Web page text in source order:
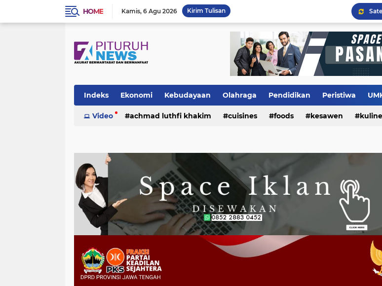
HOME Kamis 6 Agu 2026 Kirim Tulisan
Indeks Ekonomi Kebudayaan Olahraga Pendidikan Peristiwa
Video achmad luthfi khakim cuisines foods kesawen